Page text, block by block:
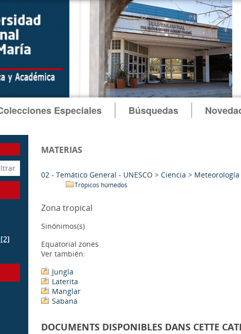
Especiales Búsquedas
[2]
MATERIAS
02 - Temático General - UNESCO > Ciencia > Meteorología
Trópicos húmedos
Zona tropical
Sinónimos(s)
Equatorial zones
Ver también:
Jungla
Laterita
Manglar
Sabana
DOCUMENTS DISPONIBLES DANS CETTE